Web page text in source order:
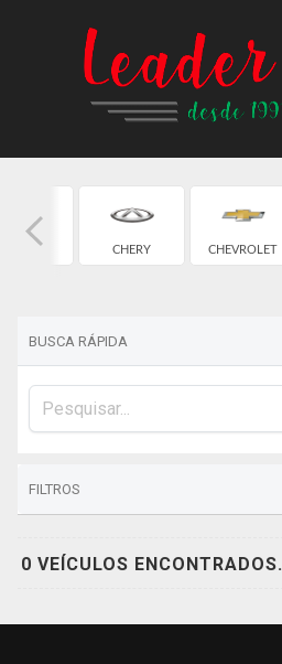
CHERY CHEVROLET
BUSCA RÁPIDA
FILTROS
0 VEÍCULOS ENCONTRADOS.